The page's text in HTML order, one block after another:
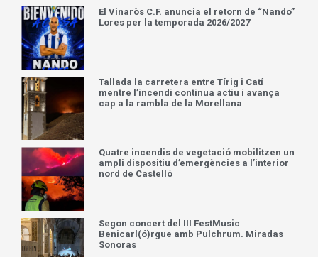
El Vinaròs C.F. anuncia el retorn de “Nando”
Lores per la temporada 2026/2027
Tallada la carretera entre Tírig i Catí
mentre l’incendi continua actiu i avança
cap a la rambla de la Morellana
Quatre incendis de vegetació mobilitzen un
ampli dispositiu d’emergències a l’interior
nord de Castelló
Segon concert del III FestMusic
Benicarl(ó)rgue amb Pulchrum. Miradas
Sonoras